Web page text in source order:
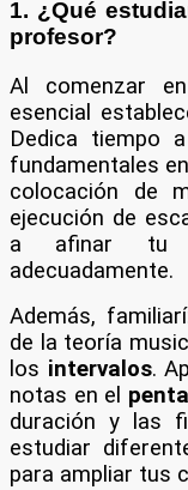
1. ¿Qué
profesor?
Al comenzar
esencial
Dedica tiempo
fundamentales
colocación de
ejecución de
a afinar tu
adecuadamente.
Además,
de la teoría
los intervalos.
notas en el
duración y las
estudiar
para ampliar tus